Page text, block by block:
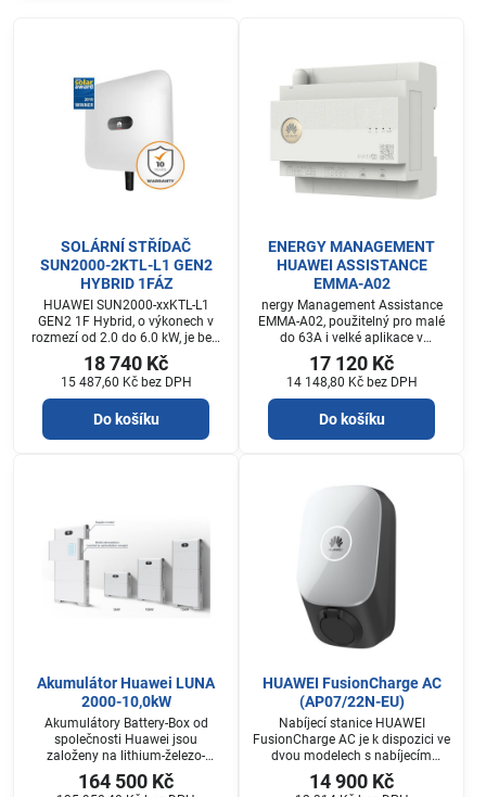
SOLÁRNÍ STŘÍDAČ
SUN2000-2KTL-L1 GEN2
HYBRID 1FÁZ
HUAWEI SUN2000-xxKTL-L1
GEN2 1F Hybrid, o výkonech v
rozmezí od 2.0 do 6.0 kW, je bez-
transformátorový, hybridní
jednofázový střídač pro systémy
uřčené především na rodinné
domy a malé firmy.
18 740 Kč
15 487,60 Kč bez DPH
Do košíku
ENERGY MANAGEMENT
HUAWEI ASSISTANCE
EMMA-A02
nergy Management Assistance
EMMA-A02, použitelný pro malé
do 63A i velké aplikace v
kombinaci s MTP, je obousměrný
elektroměr určený pro
optimalizaci vlastní spotřeby,
evidenci křivky zatížení a řízení
různých toků energie. Díky vysoké
případě omezení dodávek energie
do sítě dosáhnout rychlejší a
přesnější...
17 120 Kč
14 148,80 Kč bez DPH
Do košíku
Akumulátor Huawei LUNA
2000-10,0kW
Akumulátory Battery-Box od
společnosti Huawei jsou
založeny na lithium-železo-
fosfátové technologii (LiFePO4),
která je nejbezpečnější na trhu.
164 500 Kč
HUAWEI FusionCharge AC
(AP07/22N-EU)
Nabíjecí stanice HUAWEI
FusionCharge AC je k dispozici ve
dvou modelech s nabíjecím
výkonem až 22 kW.Plně
integrovaný do systému HUAWEI.
14 900 Kč